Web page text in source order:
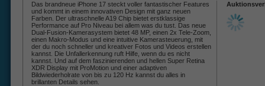
Das brandneue iPhone 17 steckt voller fantastischer Features
und kommt in einem innovativen Design mit ganz neuen
Farben. Der ultraschnelle A19 Chip bietet erstklassige
Performance auf Pro Niveau bei allem was du tust. Das neue
Dual-Fusion-Kamerasystem bietet 48 MP, einen 2x Tele-Zoom,
einen Makro-Modus und eine intuitive Kamerasteuerung, mit
der du noch schneller und kreativer Fotos und Videos erstellen
kannst. Die Unfallerkennung ruft Hilfe, wenn du es nicht
kannst. Und auf dem faszinierenden und hellen Super Retina
XDR Display mit ProMotion und einer adaptiven
Bildwiederholrate von bis zu 120 Hz kannst du alles in
brillanten Details sehen.